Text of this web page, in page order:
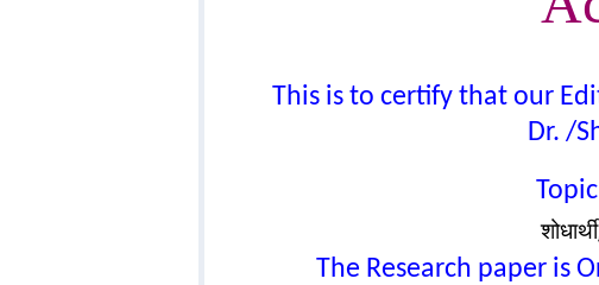
This is to certify that our
Dr. /
The Research paper is